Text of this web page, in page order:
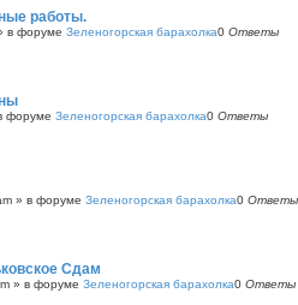
работы.
в форуме Зеленогорская барахолка0 Ответы
форуме Зеленогорская барахолка0 Ответы
» в форуме Зеленогорская барахолка0 Ответы
Сдам
» в форуме Зеленогорская барахолка0 Ответы